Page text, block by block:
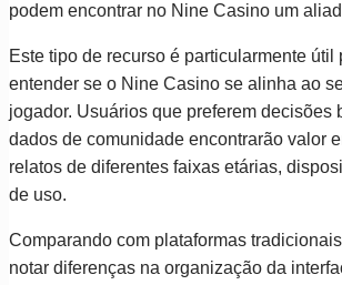
podem encontrar no Nine Casino um
Este tipo de recurso é particularmente útil
entender se o Nine Casino se alinha ao
jogador. Usuários que preferem decisões
dados de comunidade encontrarão valor
relatos de diferentes faixas etárias,
de uso.
Comparando com plataformas
notar diferenças na organização da